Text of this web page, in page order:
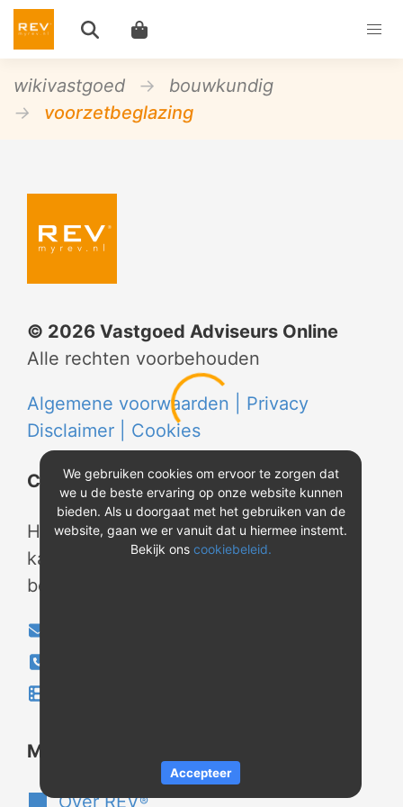
wikivastgoed
bouwkundig
voorzetbeglazing
© 2026 Vastgoed Adviseurs Online
Alle rechten voorbehouden
Algemene voorwaarden | Privacy
Disclaimer | Cookies
Contact
Heeft u vragen? Neem tijdens
kantooruren contact met ons op of
bekijk onze instructievideo's.
Meer over REV
Over REV®
We gebruiken cookies om ervoor te zorgen dat
we u de beste ervaring op onze website kunnen
bieden. Als u doorgaat met het gebruiken van de
website, gaan we er vanuit dat u hiermee instemt.
Bekijk ons cookiebeleid.
Accepteer